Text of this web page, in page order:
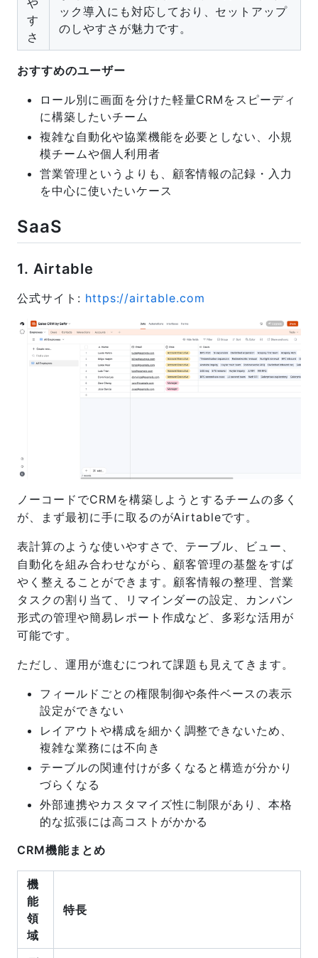
す
さ
ック導入にも対応しており、セットアップ
のしやすさが魅力です。
おすすめのユーザー
ロール別に画面を分けた軽量CRMをスピーディ
に構築したいチーム
複雑な自動化や協業機能を必要としない、小規
模チームや個人利用者
営業管理というよりも、顧客情報の記録・入力
を中心に使いたいケース
SaaS
1. Airtable
公式サイト: https://airtable.com
ノーコードでCRMを構築しようとするチームの多く
が、まず最初に手に取るのがAirtableです。
表計算のような使いやすさで、テーブル、ビュー、
自動化を組み合わせながら、顧客管理の基盤をすば
やく整えることができます。顧客情報の整理、営業
タスクの割り当て、リマインダーの設定、カンバン
形式の管理や簡易レポート作成など、多彩な活用が
可能です。
ただし、運用が進むにつれて課題も見えてきます。
フィールドごとの権限制御や条件ベースの表示
設定ができない
レイアウトや構成を細かく調整できないため、
複雑な業務には不向き
テーブルの関連付けが多くなると構造が分かり
づらくなる
外部連携やカスタマイズ性に制限があり、本格
的な拡張には高コストがかかる
CRM機能まとめ
機
能
領
域
特長